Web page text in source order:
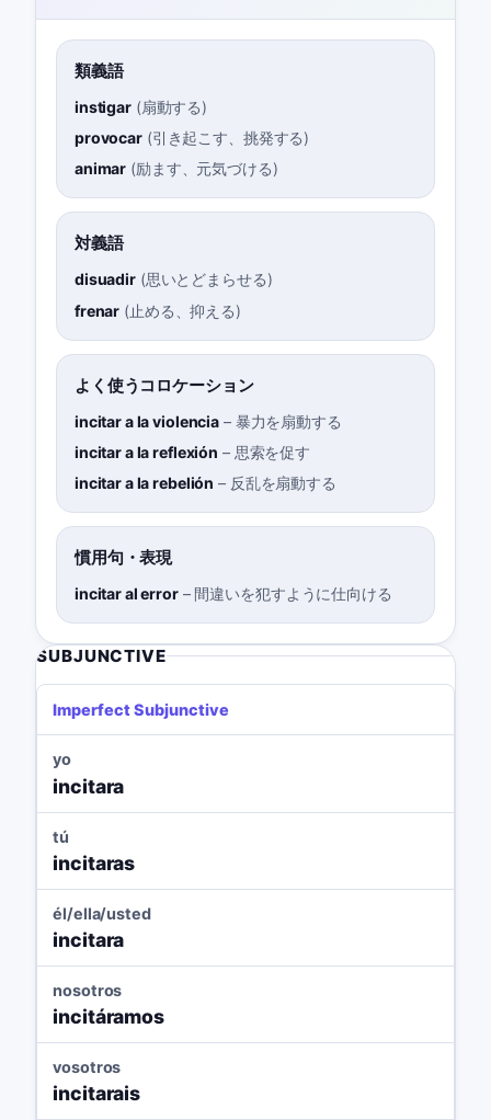
類義語
instigar(扇動する)
provocar(引き起こす、挑発する)
animar (励ます、元気づける)
対義語
disuadir(思いとどまらせる)
frenar (止める、抑える)
よく使うコロケーション
incitar a la violencia – 暴力を扇動する
incitar a la reflexión – 思索を促す
incitar a la rebelión – 反乱を扇動する
慣用句・表現
incitar al error– 間違いを犯すように仕向ける
SUBJUNCTIVE
Imperfect Subjunctive
yo
incitara
tú
incitaras
él/ella/usted
incitara
nosotros
incitáramos
vosotros
incitarais